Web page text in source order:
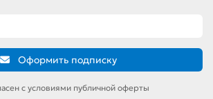
Оформить подписку
с условиями публичной оферты